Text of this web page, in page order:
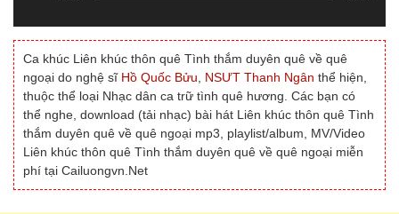
Ca khúc Liên khúc thôn quê Tình thắm duyên quê về quê
ngoại do nghệ sĩ Hồ Quốc Bửu NSƯT Thanh Ngân thể hiện,
thuộc thể loại Nhạc dân ca trữ tình quê hương. Các bạn có
thể nghe, download (tải nhạc) bài hát Liên khúc thôn quê Tình
thắm duyên quê về quê ngoại mp3, playlist/album, MV/Video
Liên khúc thôn quê Tình thắm duyên quê về quê ngoại miễn
phí tại Cailuongvn.Net